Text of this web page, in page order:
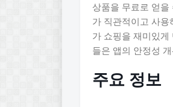
상품을 무료로 얻
가 직관적이고 사
가 쇼핑을 재미있
들은 앱의 안정성
주요 정보